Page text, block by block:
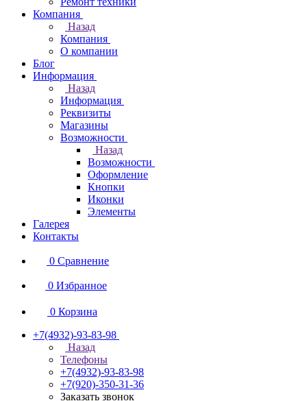
Компания
Назад
Компания
О компании
Блог
Информация
Назад
Информация
Реквизиты
Магазины
Возможности
Назад
Возможности
Оформление
Кнопки
Иконки
Элементы
Галерея
Контакты
0 Сравнение
0 Избранное
0 Корзина
+7(4932)-93-83-98
Назад
Телефоны
+7(4932)-93-83-98
+7(920)-350-31-36
Заказать звонок